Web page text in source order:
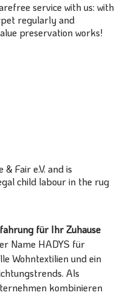
service with us: with
regularly and
preservation works!
Fair e.V. and is
child labour in the rug
für Ihr Zuhause
Name HADYS für
Wohntextilien und ein
Als
kombinieren